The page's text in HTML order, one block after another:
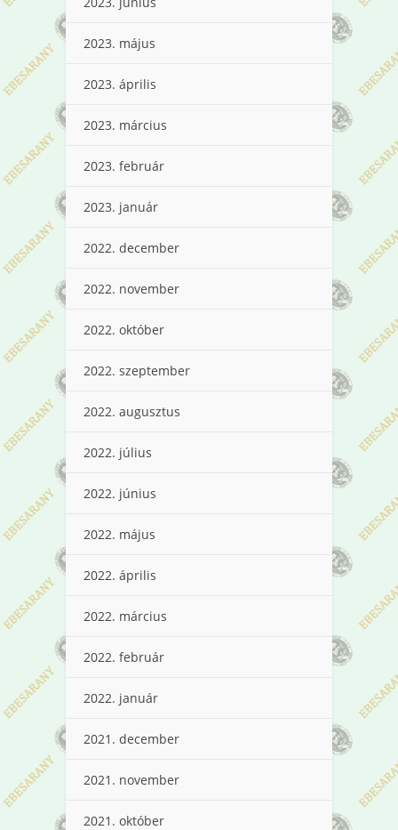
2023. május
2023. április
2023. március
2023. február
2023. január
2022. december
2022. november
2022. október
2022. szeptember
2022. augusztus
2022. július
2022. június
2022. május
2022. április
2022. március
2022. február
2022. január
2021. december
2021. november
2021. október